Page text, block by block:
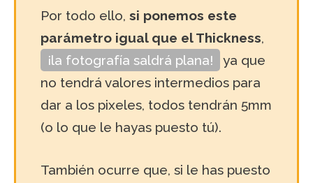
Por todo ello, si ponemos este
parámetro igual que el Thickness,
¡la fotografía saldrá plana!
ya que
no tendrá valores intermedios para
dar a los pixeles, todos tendrán 5mm
(o lo que le hayas puesto tú).
También ocurre que, si le has puesto